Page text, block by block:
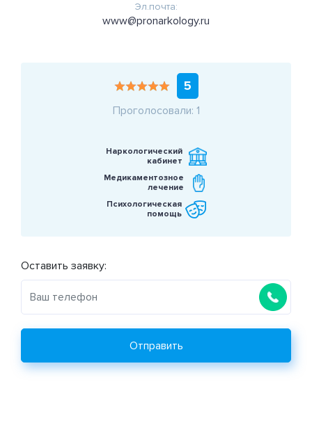
Эл.почта:
www@pronarkology.ru
5
Проголосовали: 1
Наркологический
кабинет
Медикаментозное
лечение
Психологическая
помощь
Оставить заявку:
Отправить